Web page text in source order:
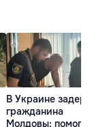
В Украине
гражданина
Молдовы: